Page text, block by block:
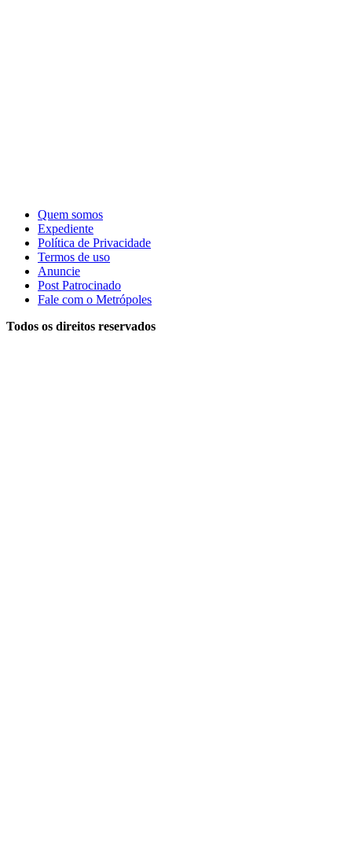
Quem somos
Expediente
Política de Privacidade
Termos de uso
Anuncie
Post Patrocinado
Fale com o Metrópoles
Todos os direitos reservados